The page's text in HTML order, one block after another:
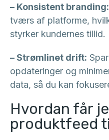
– Konsistent branding:
tværs af platforme,
styrker kundernes tillid.
– Strømlinet drift:
opdateringer og
data, så du kan
Hvordan får
produktfeed